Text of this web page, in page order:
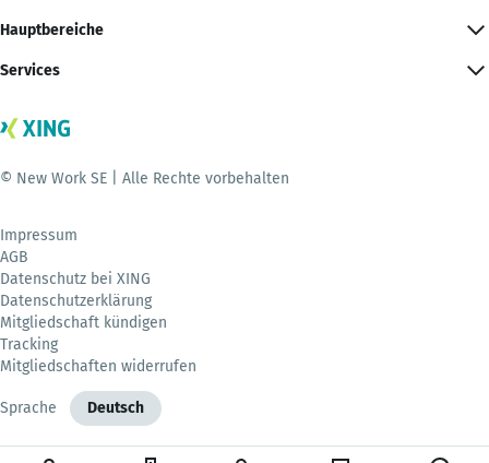
Hauptbereiche
Services
© New Work SE | Alle Rechte vorbehalten
Impressum
AGB
Datenschutz bei XING
Datenschutzerklärung
Mitgliedschaft kündigen
Tracking
Mitgliedschaften widerrufen
Sprache Deutsch